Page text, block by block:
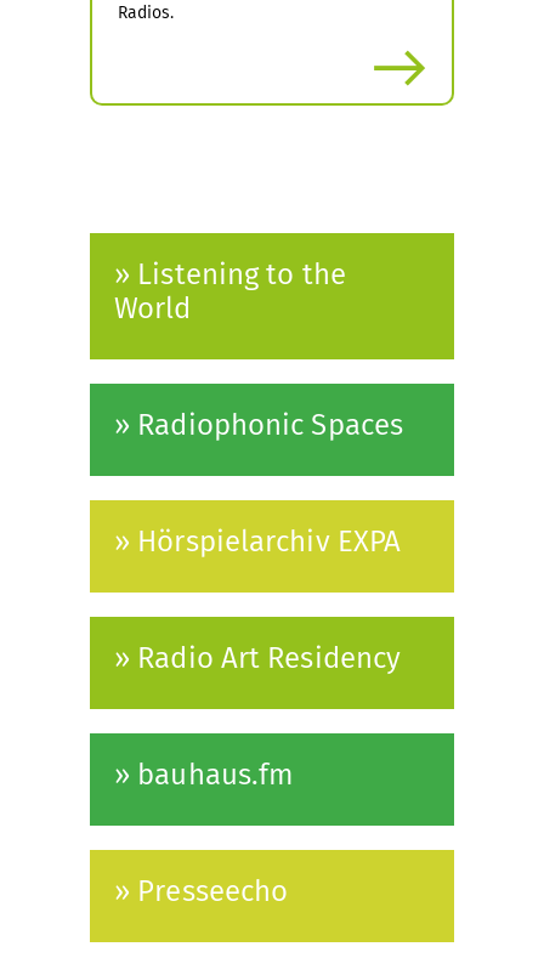
» Listening to the
World
» Radiophonic Spaces
» Hörspielarchiv EXPA
» Radio Art Residency
» bauhaus.fm
» Presseecho
Radios.